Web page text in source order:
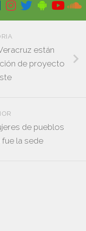
están
de proyecto
de pueblos
fue la sede